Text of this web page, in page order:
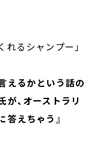
るシャンプー」
えるかという話の
が、オーストラリ
答えちゃう』